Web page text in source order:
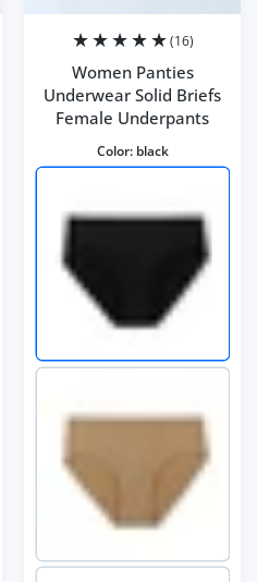
(16)
Women Panties
Underwear Solid Briefs
Female Underpants
Color: black